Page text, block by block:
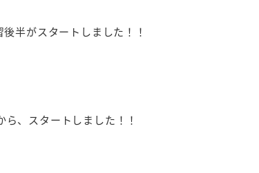
半がスタートしました！！
ら、スタートしました！！